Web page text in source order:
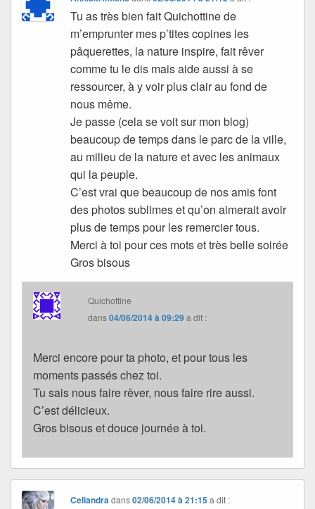
Tu as très bien fait Quichottine de
m’emprunter mes p’tites copines les
pâquerettes, la nature inspire, fait rêver
comme tu le dis mais aide aussi à se
ressourcer, à y voir plus clair au fond de
nous même.
Je passe (cela se voit sur mon blog)
beaucoup de temps dans le parc de la ville,
au milieu de la nature et avec les animaux
qui la peuple.
C’est vrai que beaucoup de nos amis font
des photos sublimes et qu’on aimerait avoir
plus de temps pour les remercier tous.
Merci à toi pour ces mots et très belle soirée
Gros bisous
Quichottine
dans04/06/2014 à 09:29a dit :
Merci encore pour ta photo, et pour tous les
moments passés chez toi.
Tu sais nous faire rêver, nous faire rire aussi.
C’est délicieux.
Gros bisous et douce journée à toi.
Celiandradans02/06/2014 à 21:15 a dit :